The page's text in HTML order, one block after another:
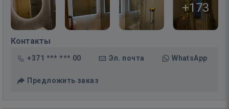
+173
Контакты
+371 *** *** 00 Эл. почта WhatsApp
Предложить заказ